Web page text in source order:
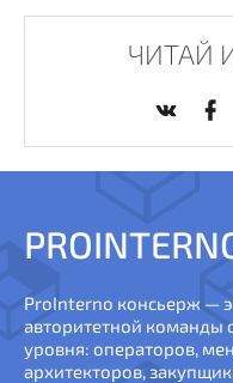
ЧИТАЙ
ProInterno консьерж —
авторитетной команды
уровня: операторов,
архитекторов,